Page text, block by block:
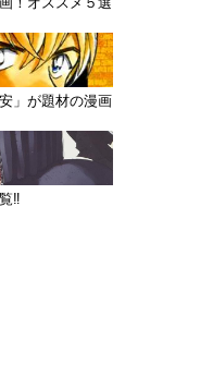
」が題材の漫画
‼